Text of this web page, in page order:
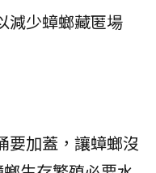
減少蟑螂藏匿場
要加蓋，讓蟑螂沒